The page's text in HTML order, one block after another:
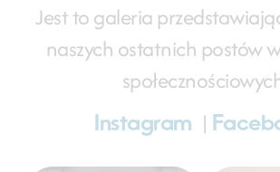
Jest to galeria
naszych ostatnich postów
Instagram |